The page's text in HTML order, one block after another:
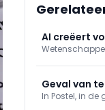
AI creëert
natuur
artificiële
Geval van
opmars
In Postel, in de